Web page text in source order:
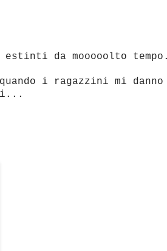
estinti da mooooolto
i ragazzini mi